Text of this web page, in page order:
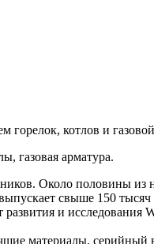
горелок, котлов и
газовая арматура.
Около половины
свыше 150 тысяч
и исследования
материалы,